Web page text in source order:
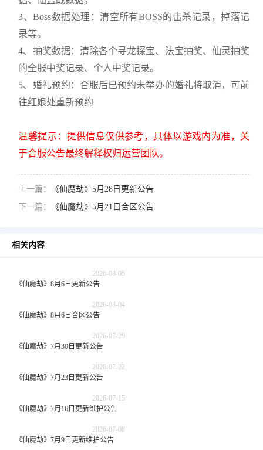
3、Boss数据处理：清空所有BOSS的击杀记录，掉落记
录等。
4、抽奖数据：清除各个寻龙探宝、法宝抽奖、仙灵抽奖
的全服中奖记录、个人中奖记录。
5、婚礼预约：合服后已预约未举办的婚礼将取消，可前
往红娘处重新预约
温馨提示：提供信息仅供参考，具体以游戏内为准，关
于合服公告最终解释权归运营团队。
上一篇：
《仙魔劫》5月28日更新公告
下一篇：
《仙魔劫》5月21日合区公告
相关内容
2026-08-05
《仙魔劫》8月6日更新公告
2026-08-04
《仙魔劫》8月6日合区公告
2026-07-29
《仙魔劫》7月30日更新公告
2026-07-22
《仙魔劫》7月23日更新公告
2026-07-15
《仙魔劫》7月16日更新维护公告
2026-07-08
《仙魔劫》7月9日更新维护公告